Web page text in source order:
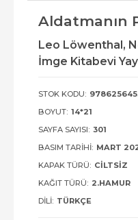
Aldatmanın
Leo Löwenthal,
İmge Kitabevi
STOK KODU:
BOYUT: 14*21
SAYFA SAYISI: 301
BASIM TARIHI: MART
KAPAK TÜRÜ: CILTSIZ
KAĞIT TÜRÜ: 2.HAMUR
DILI: TÜRKÇE